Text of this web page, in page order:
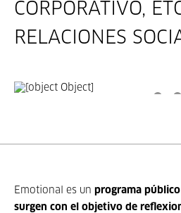
CORPORATIVO,
RELACIONES
Emotional es un programa
surgen con el objetivo de